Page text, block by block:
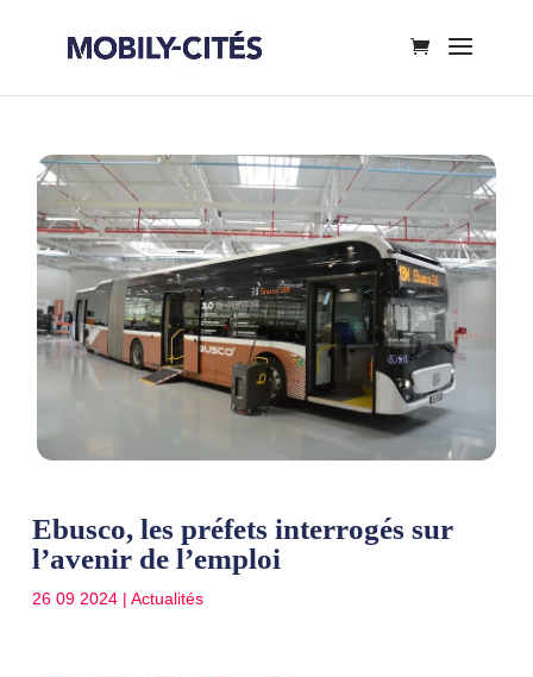
Ebusco, les préfets interrogés sur
l’avenir de l’emploi
26 09 2024| Actualités